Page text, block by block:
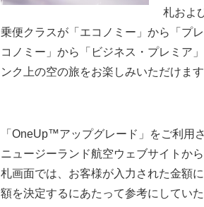
札およ
乗便クラスが「エコノミー」から「プ
コノミー」から「ビジネス・プレミア
ンク上の空の旅をお楽しみいただけます
「OneUp™アップグレード」をご利用
ニュージーランド航空ウェブサイトか
札画面では、お客様が入力された金額
額を決定するにあたって参考にしていた